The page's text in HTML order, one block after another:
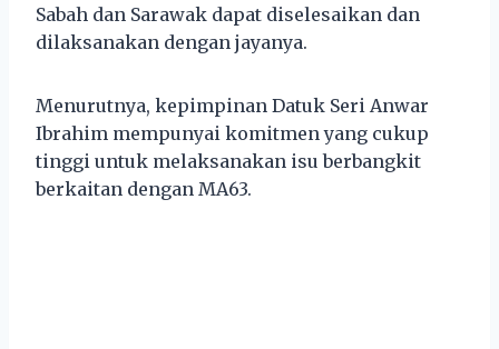
Sabah dan Sarawak dapat diselesaikan dan
dilaksanakan dengan jayanya.
Menurutnya, kepimpinan Datuk Seri Anwar
Ibrahim mempunyai komitmen yang cukup
tinggi untuk melaksanakan isu berbangkit
berkaitan dengan MA63.